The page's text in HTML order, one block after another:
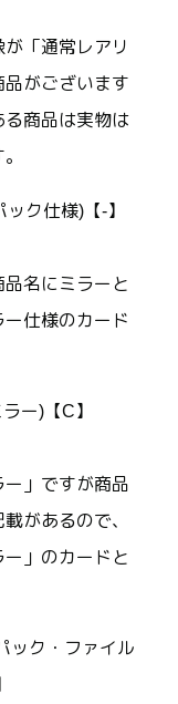
「通常レアリ
がございます
る商品は実物は
ク仕様)【-】
名にミラーと
仕様のカード
ー)【C】
」ですが商品
があるので、
」のカードと
ック・ファイル